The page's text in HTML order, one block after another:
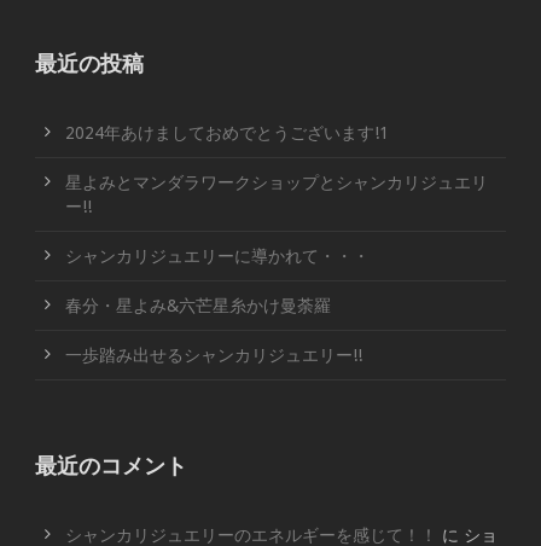
最近の投稿
2024年あけましておめでとうございます!1
星よみとマンダラワークショップとシャンカリジュエリ
ー!!
シャンカリジュエリーに導かれて・・・
春分・星よみ&六芒星糸かけ曼荼羅
一歩踏み出せるシャンカリジュエリー!!
最近のコメント
シャンカリジュエリーのエネルギーを感じて！！ に ショ